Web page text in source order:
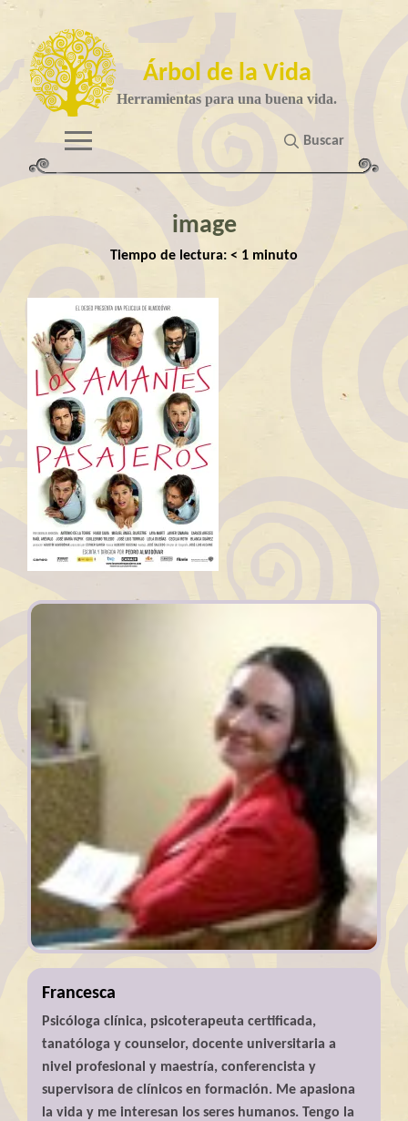
Árbol de la Vida
Herramientas para una buena vida.
Buscar
image
Tiempo de lectura: < 1 minuto
Francesca
Psicóloga clínica, psicoterapeuta certificada,
tanatóloga y counselor, docente universitaria a
nivel profesional y maestría, conferencista y
supervisora de clínicos en formación. Me apasiona
la vida y me interesan los seres humanos. Tengo la